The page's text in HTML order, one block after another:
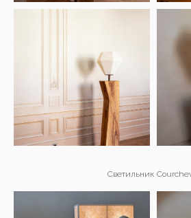
Cветильник